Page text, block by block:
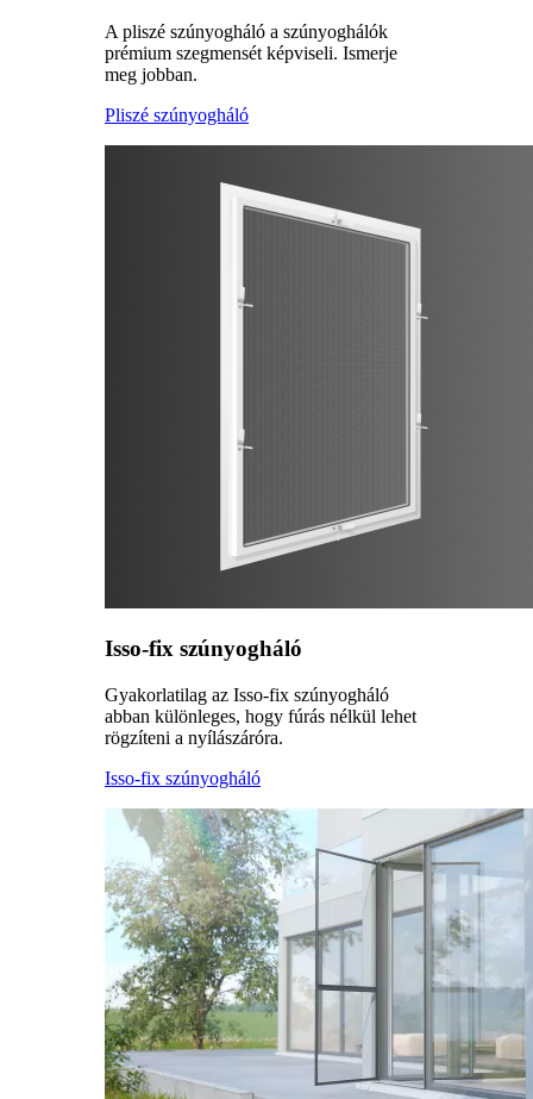
A pliszé szúnyogháló a szúnyoghálók
prémium szegmensét képviseli. Ismerje
meg jobban.
Pliszé szúnyogháló
Isso-fix szúnyogháló
Gyakorlatilag az Isso-fix szúnyogháló
abban különleges, hogy fúrás nélkül lehet
rögzíteni a nyílászáróra.
Isso-fix szúnyogháló